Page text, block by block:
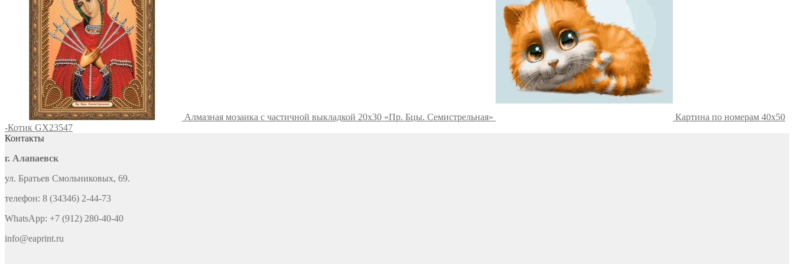
Алмазная мозаика с частичной выкладкой 20х30 «Пр. Бцы. Семистрельная»
Картина по номерам 40х50
-Котик GX23547
Контакты
г. Алапаевск
ул. Братьев Смольниковых, 69.
телефон: 8 (34346) 2-44-73
WhatsApp: +7 (912) 280-40-40
info@eaprint.ru